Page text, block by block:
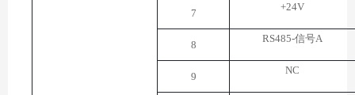
7
+24V
8
RS485-信号A
9
NC